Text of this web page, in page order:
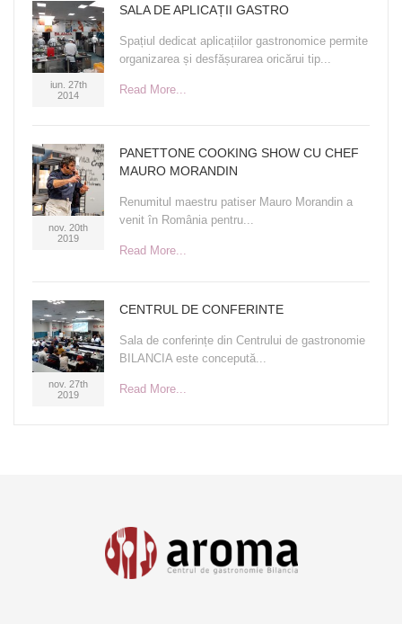
iun. 27th
2014
SALA DE APLICAȚII GASTRO
Spațiul dedicat aplicațiilor gastronomice permite
organizarea și desfășurarea oricărui tip...
Read More...
nov. 20th
2019
PANETTONE COOKING SHOW CU CHEF
MAURO MORANDIN
Renumitul maestru patiser Mauro Morandin a
venit în România pentru...
Read More...
nov. 27th
2019
CENTRUL DE CONFERINTE
Sala de conferințe din Centrului de gastronomie
BILANCIA este concepută...
Read More...